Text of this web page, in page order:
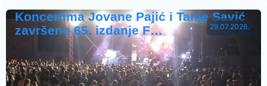
29.07.2026.
Koncertima Jovane Pajić i Tanje Savić
završeno 65. izdanje F…